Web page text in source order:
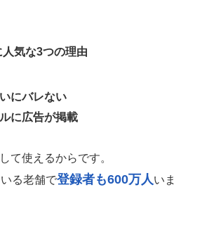
気な3つの理由
にバレない
に広告が掲載
て使えるからです。
る老舗で登録者も600万人いま